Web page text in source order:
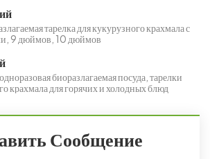
тарелка для кукурузного крахмала с
9 дюймов, 10 дюймов
биоразлагаемая посуда, тарелки
крахмала для горячих и холодных блюд
Сообщение